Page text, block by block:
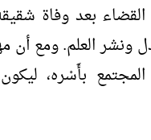
بعد وفاة
ونشر العلم. ومع أن
بأَسْره،